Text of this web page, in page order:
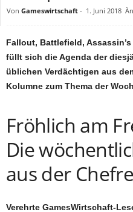
Von Gameswirtschaft - 1. Juni 2018
Fallout, Battlefield,
füllt sich die Agenda der
üblichen Verdächtigen aus
Kolumne zum Thema der
Fröhlich am
Die
aus der
Verehrte GamesWirtschaft-